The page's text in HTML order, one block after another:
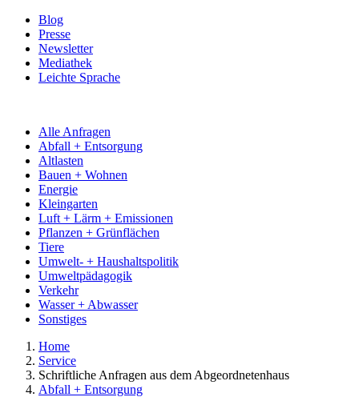
Blog
Presse
Newsletter
Mediathek
Leichte Sprache
Alle Anfragen
Abfall + Entsorgung
Altlasten
Bauen + Wohnen
Energie
Kleingarten
Luft + Lärm + Emissionen
Pflanzen + Grünflächen
Tiere
Umwelt- + Haushaltspolitik
Umweltpädagogik
Verkehr
Wasser + Abwasser
Sonstiges
Home
Service
Schriftliche Anfragen aus dem Abgeordnetenhaus
Abfall + Entsorgung